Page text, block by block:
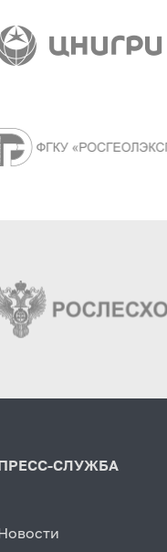
СЛУЖБА